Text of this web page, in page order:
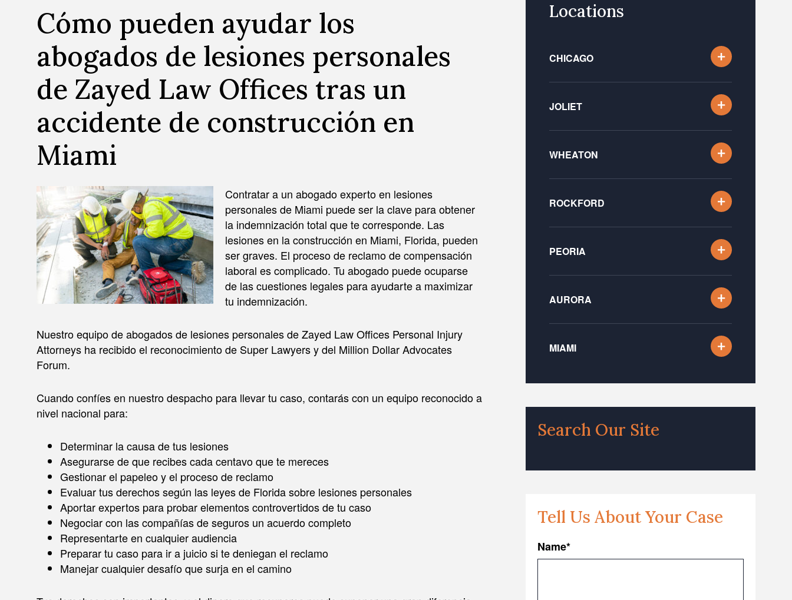
Cómo pueden ayudar los
abogados de lesiones personales
de Zayed Law Offices tras un
accidente de construcción en
Miami
Contratar a un abogado experto en lesiones
personales de Miami puede ser la clave para obtener
la indemnización total que te corresponde. Las
lesiones en la construcción en Miami, Florida, pueden
ser graves. El proceso de reclamo de compensación
laboral es complicado. Tu abogado puede ocuparse
de las cuestiones legales para ayudarte a maximizar
tu indemnización.
Nuestro equipo de abogados de lesiones personales de Zayed Law Offices Personal Injury
Attorneys ha recibido el reconocimiento de Super Lawyers y del Million Dollar Advocates
Forum.
Cuando confíes en nuestro despacho para llevar tu caso, contarás con un equipo reconocido a
nivel nacional para:
Determinar la causa de tus lesiones
Asegurarse de que recibes cada centavo que te mereces
Gestionar el papeleo y el proceso de reclamo
Evaluar tus derechos según las leyes de Florida sobre lesiones personales
Aportar expertos para probar elementos controvertidos de tu caso
Negociar con las compañías de seguros un acuerdo completo
Representarte en cualquier audiencia
Preparar tu caso para ir a juicio si te deniegan el reclamo
Manejar cualquier desafío que surja en el camino
Locations
CHICAGO
JOLIET
WHEATON
ROCKFORD
PEORIA
AURORA
MIAMI
Search Our Site
Tell Us About Your Case
Name*